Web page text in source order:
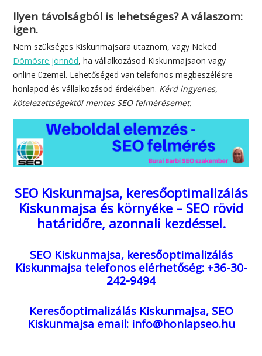
Ilyen távolságból is lehetséges? A válaszom:
igen.
Nem szükséges Kiskunmajsara utaznom, vagy Neked
Dömösre jönnöd, ha vállalkozásod Kiskunmajsaon vagy
online üzemel. Lehetőséged van telefonos megbeszélésre
honlapod és vállalkozásod érdekében. Kérd ingyenes,
kötelezettségektől mentes SEO felmérésemet.
SEO Kiskunmajsa, keresőoptimalizálás
Kiskunmajsa és környéke – SEO rövid
határidőre, azonnali kezdéssel.
SEO Kiskunmajsa, keresőoptimalizálás
Kiskunmajsa telefonos elérhetőség: +36-30-
242-9494
Keresőoptimalizálás Kiskunmajsa, SEO
Kiskunmajsa email: info@honlapseo.hu